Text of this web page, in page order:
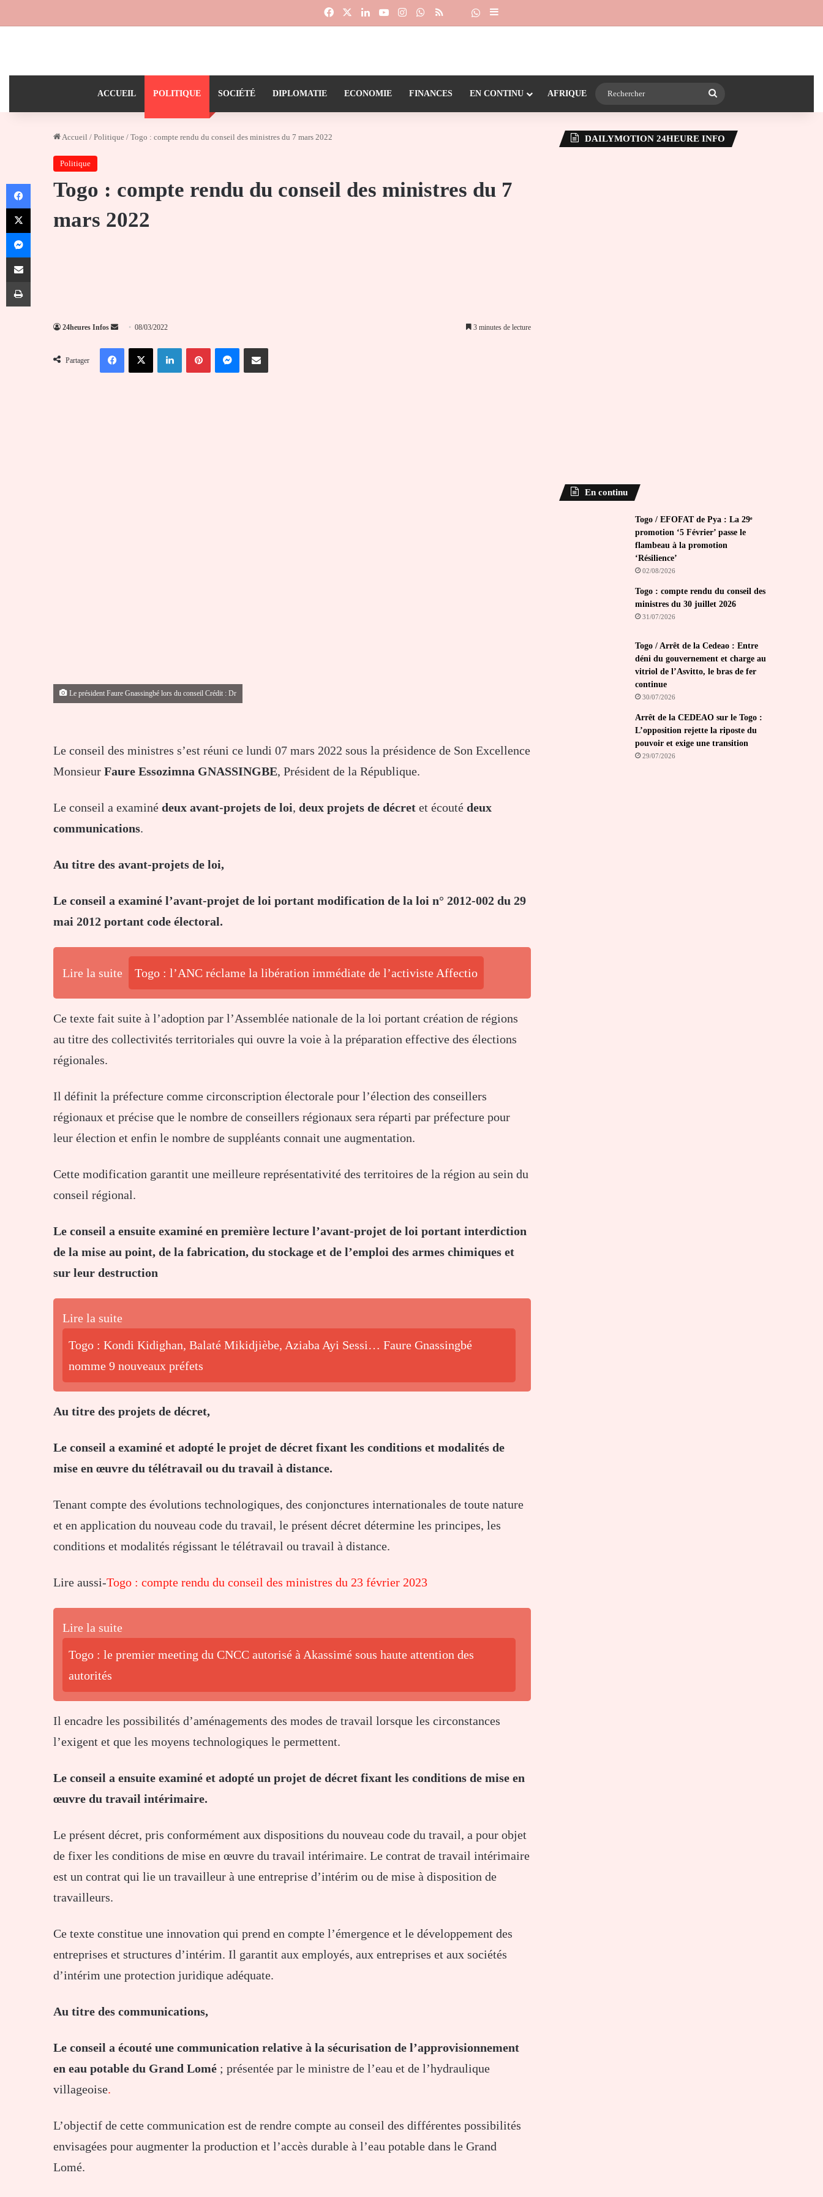
FacebookLinkedinYouTubeInstagramWhatsApp
RSS Dailymotion
Suivre la chaîne 24heureinfo sur WhatsApp
Sidebar (barre latérale)
ACCUEIL POLITIQUE SOCIÉTÉ DIPLOMATIE ECONOMIE FINANCES EN CONTINU AFRIQUE
Accueil / Politique / Togo : compte rendu du conseil des ministres du 7 mars 2022
Politique
Togo : compte rendu du conseil des ministres du 7
mars 2022
24heures Infos
Envoyer
courriel
08/03/2022 3 minutes de lecture
Partager
FacebookX LinkedinPinterestMessengerPartager par email
Le président Faure Gnassingbé lors du conseil Crédit : Dr
Le conseil des ministres s’est réuni ce lundi 07 mars 2022 sous la présidence de Son Excellence
Monsieur Faure Essozimna GNASSINGBE, Président de la République.
Le conseil a examiné deux avant-projets de loi, deux projets de décret et écouté deux
communications.
Au titre des avant-projets de loi,
Le conseil a examiné l’avant-projet de loi portant modification de la loi n° 2012-002 du 29
mai 2012 portant code électoral.
Lire la suite Togo : l’ANC réclame la libération immédiate de l’activiste Affectio
Ce texte fait suite à l’adoption par l’Assemblée nationale de la loi portant création de régions
au titre des collectivités territoriales qui ouvre la voie à la préparation effective des élections
régionales.
Il définit la préfecture comme circonscription électorale pour l’élection des conseillers
régionaux et précise que le nombre de conseillers régionaux sera réparti par préfecture pour
leur élection et enfin le nombre de suppléants connait une augmentation.
Cette modification garantit une meilleure représentativité des territoires de la région au sein du
conseil régional.
Le conseil a ensuite examiné en première lecture l’avant-projet de loi portant interdiction
de la mise au point, de la fabrication, du stockage et de l’emploi des armes chimiques et
sur leur destruction
Lire la suite
Togo : Kondi Kidighan, Balaté Mikidjièbe, Aziaba Ayi Sessi… Faure Gnassingbé
nomme 9 nouveaux préfets
Au titre des projets de décret,
Le conseil a examiné et adopté le projet de décret fixant les conditions et modalités de
mise en œuvre du télétravail ou du travail à distance.
Tenant compte des évolutions technologiques, des conjonctures internationales de toute nature
et en application du nouveau code du travail, le présent décret détermine les principes, les
conditions et modalités régissant le télétravail ou travail à distance.
Lire aussi-Togo : compte rendu du conseil des ministres du 23 février 2023
Lire la suite
Togo : le premier meeting du CNCC autorisé à Akassimé sous haute attention des
autorités
Il encadre les possibilités d’aménagements des modes de travail lorsque les circonstances
l’exigent et que les moyens technologiques le permettent.
Le conseil a ensuite examiné et adopté un projet de décret fixant les conditions de mise en
œuvre du travail intérimaire.
Le présent décret, pris conformément aux dispositions du nouveau code du travail, a pour objet
de fixer les conditions de mise en œuvre du travail intérimaire. Le contrat de travail intérimaire
est un contrat qui lie un travailleur à une entreprise d’intérim ou de mise à disposition de
travailleurs.
Ce texte constitue une innovation qui prend en compte l’émergence et le développement des
entreprises et structures d’intérim. Il garantit aux employés, aux entreprises et aux sociétés
d’intérim une protection juridique adéquate.
Au titre des communications,
Le conseil a écouté une communication relative à la sécurisation de l’approvisionnement
en eau potable du Grand Lomé ; présentée par le ministre de l’eau et de l’hydraulique
villageoise.
L’objectif de cette communication est de rendre compte au conseil des différentes possibilités
envisagées pour augmenter la production et l’accès durable à l’eau potable dans le Grand
Lomé.
DAILYMOTION 24HEURE INFO
En continu
Togo / EFOFAT de Pya : La 29ᵉ
promotion ‘5 Février’ passe le
flambeau à la promotion
‘Résilience’
02/08/2026
Togo : compte rendu du conseil des
ministres du 30 juillet 2026
31/07/2026
Togo / Arrêt de la Cedeao : Entre
déni du gouvernement et charge au
vitriol de l’Asvitto, le bras de fer
continue
30/07/2026
Arrêt de la CEDEAO sur le Togo :
L’opposition rejette la riposte du
pouvoir et exige une transition
29/07/2026
Facebook
X
Messenger
Partager par email